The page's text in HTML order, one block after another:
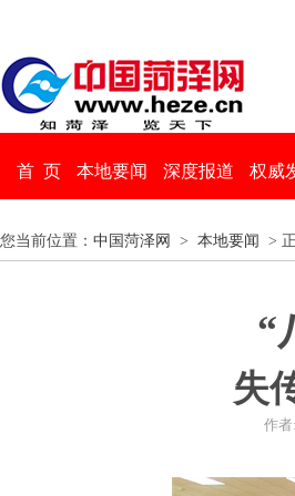
首 页 本地要闻 深度报道 权威
您当前位置： 中国菏泽网 > 本地要闻 >
“
失
作